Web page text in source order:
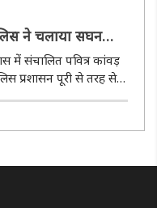
ने चलाया सघन
में संचालित पवित्र कांवड़
प्रशासन पूरी से तरह से